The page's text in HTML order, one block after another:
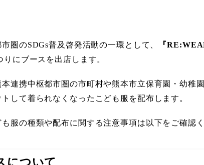
圏のSDGs普及啓発活動の一環として、
『
にブースを出店します。
連携中枢都市圏の市町村や熊本市立保育園・幼稚
して着られなくなったこども服を配布します。
服の種類や配布に関する注意事項は以下をご確認
について